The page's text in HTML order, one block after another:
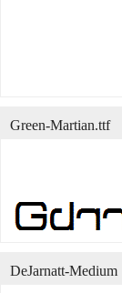
Green-Martian.ttf
DeJarnatt-Medium